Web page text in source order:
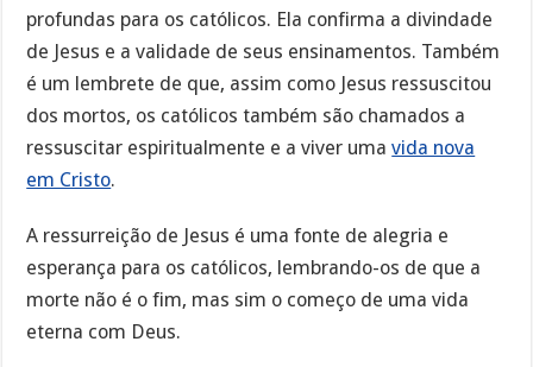
profundas para os católicos. Ela confirma a divindade
de Jesus e a validade de seus ensinamentos. Também
é um lembrete de que, assim como Jesus ressuscitou
dos mortos, os católicos também são chamados a
ressuscitar espiritualmente e a viver umavida nova
em Cristo.
A ressurreição de Jesus é uma fonte de alegria e
esperança para os católicos, lembrando-os de que a
morte não é o fim, mas sim o começo de uma vida
eterna com Deus.